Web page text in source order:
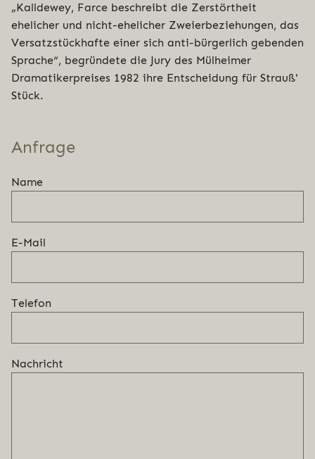
„Kalldewey, Farce beschreibt die Zerstörtheit
ehelicher und nicht-ehelicher Zweierbeziehungen, das
Versatzstückhafte einer sich anti-bürgerlich gebenden
Sprache“, begründete die Jury des Mülheimer
Dramatikerpreises 1982 ihre Entscheidung für Strauß'
Stück.
Anfrage
Name
E-Mail
Telefon
Nachricht